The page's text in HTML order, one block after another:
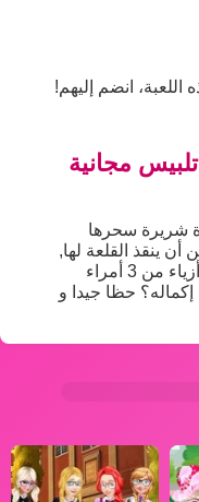
مجانية
شريرة سحرها
أن ينقذ القلعة لها,
دعونا نساعدها في جمع 3 بلورات أزياء من 3 أمراء
إكماله؟ حظا جيدا و